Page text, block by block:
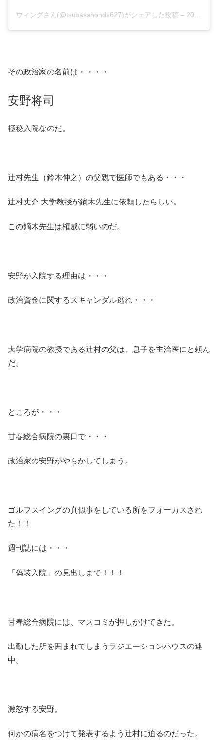
ウィングさん(@tsubasahonda627)がシェアした投稿 – 2019年 5月月25日午後10時10分PDT
その政治家の名前は・・・・
安野将司
極秘入院なのだ。
辻村先生（鈴木伸之）の父親で医師でもある・・・
辻村丈介 大学教授が鏑木先生に依頼したらしい。
この鏑木先生は権威に弱いのだ。
安野が入院する理由は・・・
政治資金に関するスキャンダル逃れ・・・
大学病院の教授である辻村の父は、息子を主治医にと頼ん
だ。
ところが・・・
甘春総合病院の裏口で・・・
政治家の安野がやらかしてしまう。
ゴルフスイングの真似事をしている所をフォーカスされ
た！！
週刊誌には・・・
「偽装入院」の見出しまで！！！
甘春総合病院には、マスコミが押しかけてきた。
出勤した所を囲まれてしまうラジエーションハウスの連
中。
激怒する安野。
何かの病名をつけて発表するよう辻村に迫るのだった。